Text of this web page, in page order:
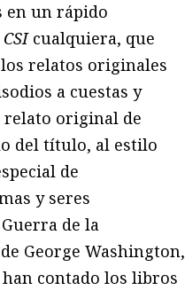
en un rápido
CSIcualquiera, que
relatos originales
a cuestas y
relato original de
del título, al estilo
de
y seres
de la
George Washington,
han contado los libros